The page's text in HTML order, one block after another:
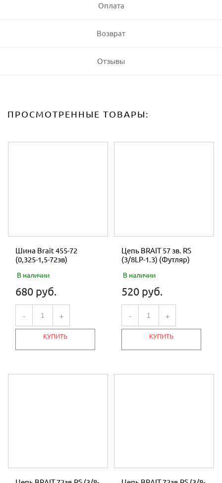
Оплата
Возврат
Отзывы
ПРОСМОТРЕННЫЕ ТОВАРЫ:
Шина Brait 455-72
(0,325-1,5-72зв)
В наличии
680 руб.
- +
КУПИТЬ
Цепь BRAIT 57 зв. RS
(3/8LP-1.3) (Футляр)
В наличии
520 руб.
- +
КУПИТЬ